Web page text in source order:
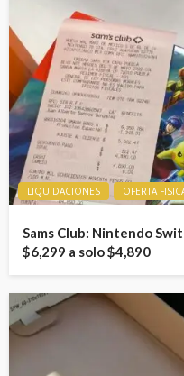
LIQUIDACIONES OFERTA
Sams Club: Nintendo
$6,299 a solo $4,890